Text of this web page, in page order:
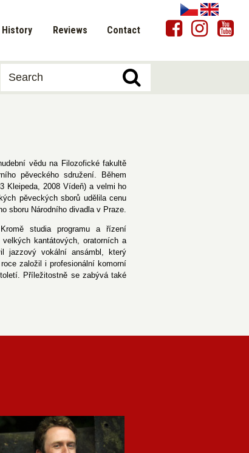
History Reviews Contact
vědu na Filozofické fakultě
pěveckého sdružení. Během
Kleipeda, 2008 Vídeň) a velmi ho
pěveckých sborů udělila cenu
sboru Národního divadla v Praze.
studia programu a řízení
kantátových, oratorních a
jazzový vokální ansámbl, který
založil i profesionální komorní
Příležitostně se zabývá také